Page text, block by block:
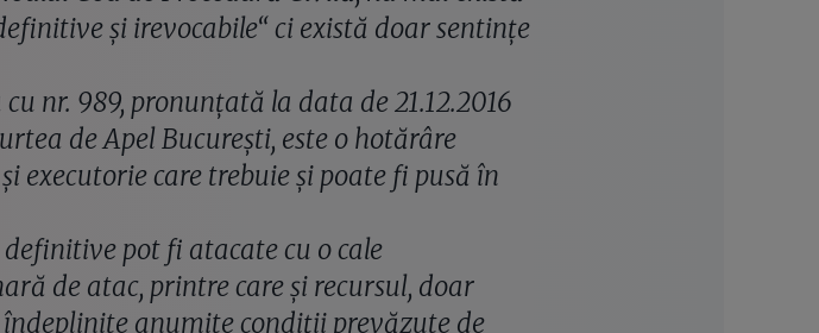
şi irevocabile“ ci există doar sentinţe
nr. 989, pronunţată la data de 21.12.2016
de Apel Bucureşti, este o hotărâre
executorie care trebuie şi poate fi pusă în
pot fi atacate cu o cale
de atac, printre care şi recursul, doar
anumite condiţii prevăzute de